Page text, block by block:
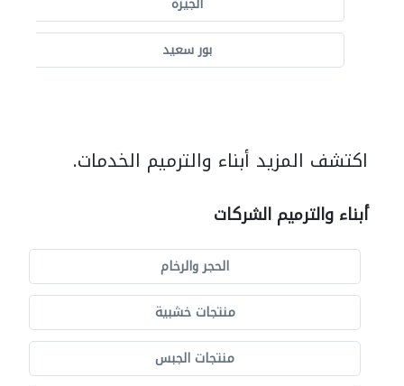
بور سعيد
اكتشف المزيد أبناء والترميم الخدمات.
أبناء والترميم الشركات
الحجر والرخام
منتجات خشبية
منتجات الجبس